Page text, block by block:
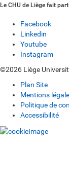
Le CHU de Liège fait
Facebook
Linkedin
Youtube
Instagram
©2026 Liège
Plan Site
Mentions
Politique de
Accessibilité